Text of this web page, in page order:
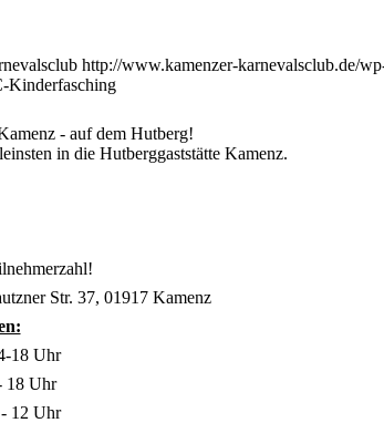
http://www.kamenzer-karnevalsclub.de/
Kinderfasching
- auf dem Hutberg!
in die Hutberggaststätte Kamenz.
Str. 37, 01917 Kamenz
18 Uhr
18 Uhr
12 Uhr